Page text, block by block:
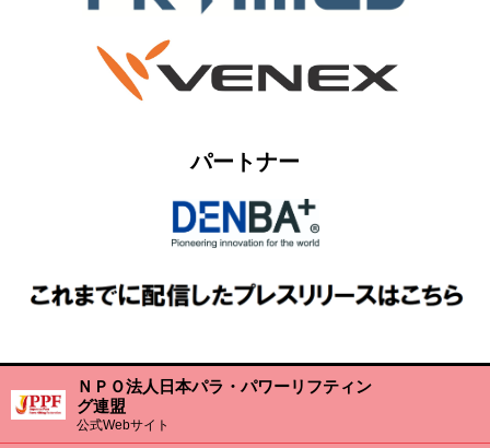
パートナー
ＮＰＯ法人日本パラ・パワーリフティン
グ連盟
公式Webサイト